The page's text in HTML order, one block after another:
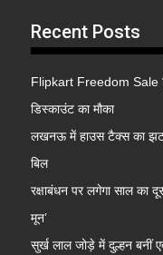
Recent Posts
Flipkart Freedom Sale
डिस्काउंट का मौका
लखनऊ में हाउस टैक्स का
बिल
रक्षाबंधन पर लगेगा साल का
मून’
सुर्ख लाल जोड़े में दुल्हन बनीं